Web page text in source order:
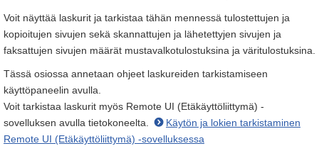
Voit näyttää laskurit ja tarkistaa tähän mennessä tulostettujen ja
kopioitujen sivujen sekä skannattujen ja lähetettyjen sivujen ja
faksattujen sivujen määrät mustavalkotulostuksina ja väritulostuksina.
Tässä osiossa annetaan ohjeet laskureiden tarkistamiseen
käyttöpaneelin avulla.
Voit tarkistaa laskurit myös Remote UI (Etäkäyttöliittymä) -
sovelluksen avulla tietokoneelta.
Käytön ja lokien tarkistaminen
Remote UI (Etäkäyttöliittymä) -sovelluksessa